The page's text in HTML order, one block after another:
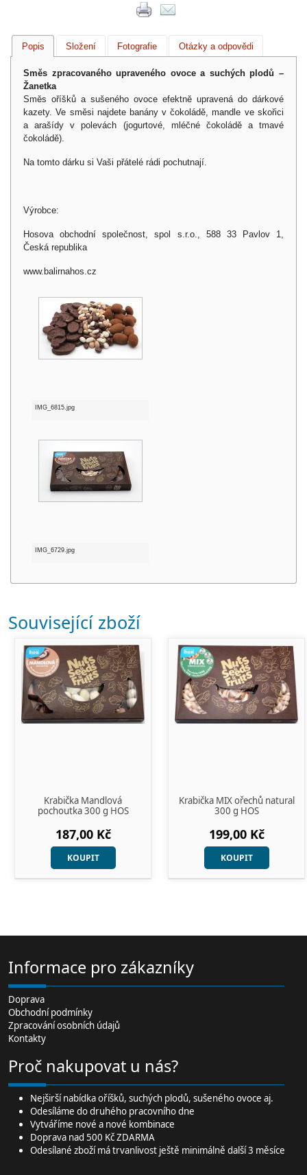
Popis Složení Fotografie Otázky a odpovědi
Směs zpracovaného upraveného ovoce a suchých plodů –
Žanetka
Směs oříšků a sušeného ovoce efektně upravená do dárkové
kazety. Ve směsi najdete banány v čokoládě, mandle ve skořici
a arašídy v polevách (jogurtové, mléčné čokoládě a tmavé
čokoládě).
Na tomto dárku si Vaši přátelé rádi pochutnají.
Výrobce:
Hosova obchodní společnost, spol s.r.o., 588 33 Pavlov 1,
Česká republika
www.balirnahos.cz
IMG_6815.jpg
IMG_6729.jpg
Související zboží
Krabička Mandlová
pochoutka 300 g HOS
187,00 Kč
KOUPIT
Krabička MIX ořechů natural
300 g HOS
199,00 Kč
KOUPIT
Informace pro zákazníky
Doprava
Obchodní podmínky
Zpracování osobních údajů
Kontakty
Proč nakupovat u nás?
Nejširšínabídka oříšků, suchých plodů, sušeného ovoce aj.
Odesíláme do druhého pracovního dne
Vytváříme nové a nové kombinace
Doprava nad 500 Kč ZDARMA
Odesílané zboží má trvanlivost ještě minimálně další 3 měsíce